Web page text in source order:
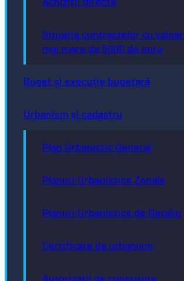
Situația contractelor cu
mai mare de 5000 de euro
Buget și execuție bugetară
Urbanism și cadastru
Plan Urbanistic General
Planuri Urbanistice Zonale
Planuri Urbanistice de Detaliu
Certificate de urbanism
Autorizații de construire